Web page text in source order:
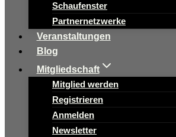
Schaufenster
Partnernetzwerke
Veranstaltungen
Blog
Mitgliedschaft
Mitglied werden
Registrieren
Anmelden
Newsletter